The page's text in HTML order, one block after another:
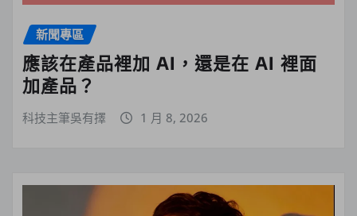
新聞專區
應該在產品裡加 AI，還是在 AI 裡面
加產品？
科技主筆吳有擇 1 月 8, 2026